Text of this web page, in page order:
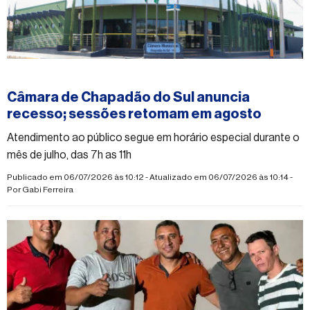
Câmara de Chapadão do Sul anuncia
recesso; sessões retomam em agosto
Atendimento ao público segue em horário especial durante o
mês de julho, das 7h as 11h
Publicado em 06/07/2026 às 10:12 - Atualizado em 06/07/2026 às 10:14 -
PorGabi Ferreira